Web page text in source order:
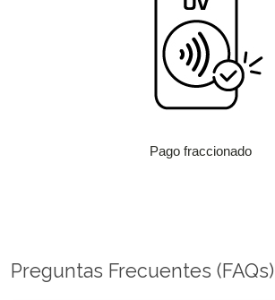
Pago fraccionado
Preguntas Frecuentes (FAQs)